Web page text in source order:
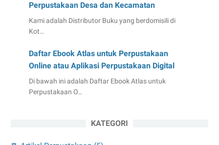
Perpustakaan Desa dan Kecamatan
Kami adalah Distributor Buku yang berdomisili di
Kot…
Daftar Ebook Atlas untuk Perpustakaan
Online atau Aplikasi Perpustakaan Digital
Di bawah ini adalah Daftar Ebook Atlas untuk
Perpustakaan O…
KATEGORI